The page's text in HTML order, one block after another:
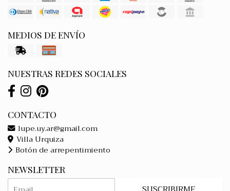
MEDIOS DE ENVÍO
NUESTRAS REDES SOCIALES
CONTACTO
lupe.uy.ar@gmail.com
Villa Urquiza
Botón de arrepentimiento
NEWSLETTER